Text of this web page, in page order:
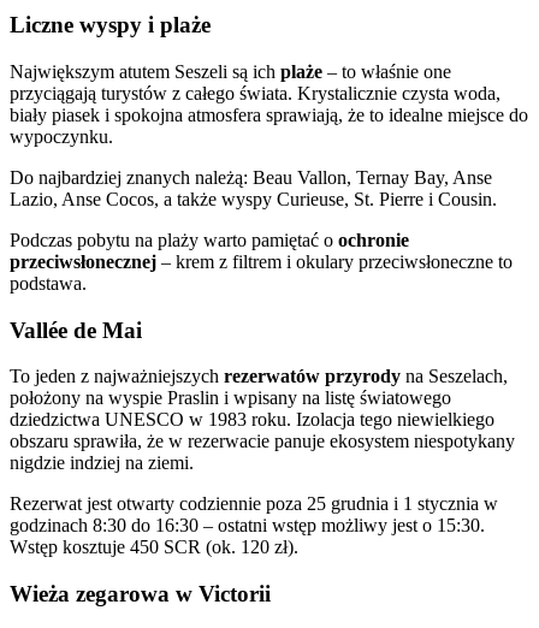
Liczne wyspy i plaże
Największym atutem Seszeli są ich plaże – to właśnie one
przyciągają turystów z całego świata. Krystalicznie czysta woda,
biały piasek i spokojna atmosfera sprawiają, że to idealne miejsce do
wypoczynku.
Do najbardziej znanych należą: Beau Vallon, Ternay Bay, Anse
Lazio, Anse Cocos, a także wyspy Curieuse, St. Pierre i Cousin.
Podczas pobytu na plaży warto pamiętać o ochronie
przeciwsłonecznej – krem z filtrem i okulary przeciwsłoneczne to
podstawa.
Vallée de Mai
To jeden z najważniejszych rezerwatów przyrody na Seszelach,
położony na wyspie Praslin i wpisany na listę światowego
dziedzictwa UNESCO w 1983 roku. Izolacja tego niewielkiego
obszaru sprawiła, że w rezerwacie panuje ekosystem niespotykany
nigdzie indziej na ziemi.
Rezerwat jest otwarty codziennie poza 25 grudnia i 1 stycznia w
godzinach 8:30 do 16:30 – ostatni wstęp możliwy jest o 15:30.
Wstęp kosztuje 450 SCR (ok. 120 zł).
Wieża zegarowa w Victorii